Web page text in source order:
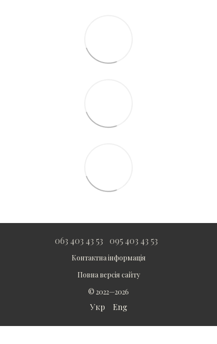
063 403 43 53 095 403 43 53
Контактна інформація
Повна версія сайту
© 2022—2026
Укр Eng